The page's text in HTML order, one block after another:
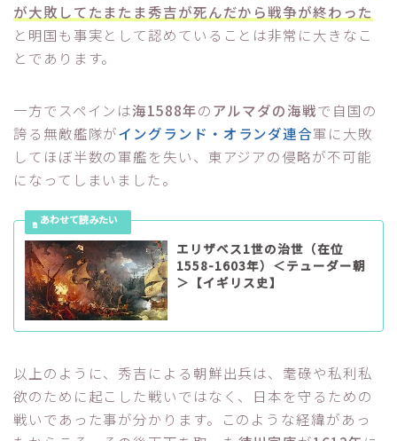
が大敗してたまたま秀吉が死んだから戦争が終わった
と明国も事実として認めていることは非常に大きなこ
とであります。
一方でスペインは海1588年のアルマダの海戦で自国の
誇る無敵艦隊がイングランド・オランダ連合軍に大敗
してほぼ半数の軍艦を失い、東アジアの侵略が不可能
になってしまいました。
エリザベス1世の治世（在位
1558-1603年）＜テューダー朝
＞【イギリス史】
以上のように、秀吉による朝鮮出兵は、耄碌や私利私
欲のために起こした戦いではなく、日本を守るための
戦いであった事が分かります。このような経緯があっ